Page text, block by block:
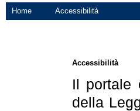
Home Accessibilità
Accessibilità
Il portale
della